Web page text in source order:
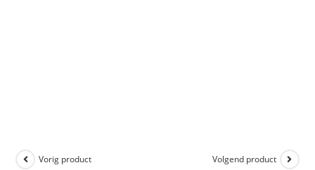
Vorig product Volgend product